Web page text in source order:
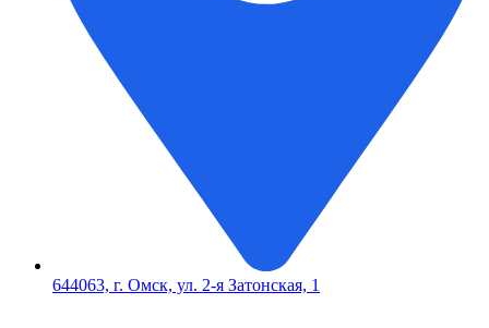
644063, г. Омск, ул. 2-я Затонская, 1